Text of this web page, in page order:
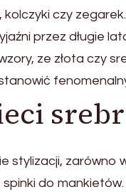
czy
przez długie
ze złota czy
stylizacji,
spinki do